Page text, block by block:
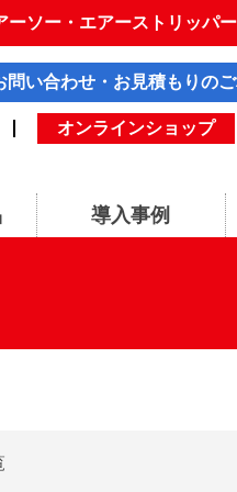
ーソー・エアーストリッパー
問い合わせ・お見積もりの
オンラインショップ
導入事例